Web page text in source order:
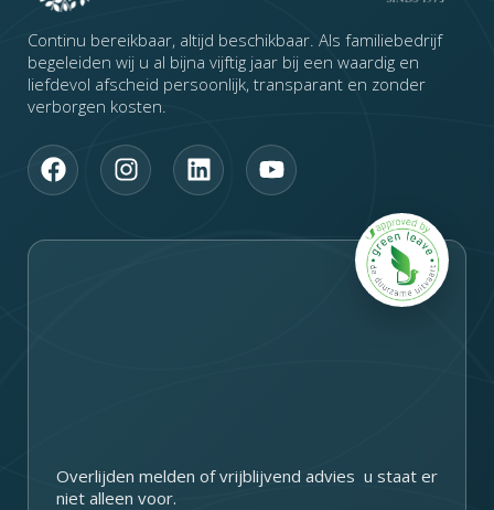
Continu bereikbaar, altijd beschikbaar. Als familiebedrijf
begeleiden wij u al bijna vijftig jaar bij een waardig en
liefdevol afscheid persoonlijk, transparant en zonder
verborgen kosten.
F
a
I
n
L
i
Y
o
Overlijden melden of vrijblijvend advies u staat er
niet alleen voor.